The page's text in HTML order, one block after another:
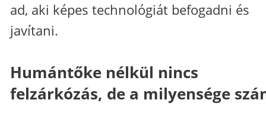
ad, aki képes technológiát befogadni és
javítani.
Humántőke nélkül nincs
felzárkózás, de a milyensége